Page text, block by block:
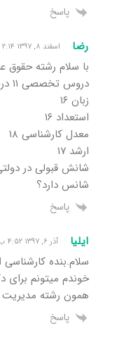
پاسخ
رضا اسفند ۸, ۱۳۹۷ ۲:۱۴ ب٫ظ
با سلام رشته حقوق
دروس تخصصی ١١ درصد
زبان ١۶
استعداد ١۶
معدل کارشناسی ١٨
ارشد ١٧
شانش قبولی در
شانس دارد؟
پاسخ
ایلیا آذر ۶, ۱۳۹۷ ۴:۵۲ ب٫ظ
سلام.بنده
خوندم میتونم برای
همون رشته مدیریت
پاسخ